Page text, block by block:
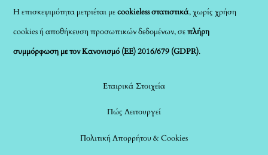
Η επισκεψιμότητα μετριέται μεcookieless στατιστικά, χωρίς χρήση
cookies ή αποθήκευση προσωπικών δεδομένων, σεπλήρη
συμμόρφωση με τον Κανονισμό (ΕΕ) 2016/679 (GDPR).
Εταιρικά Στοιχεία
Πώς Λειτουργεί
Πολιτική Απορρήτου & Cookies